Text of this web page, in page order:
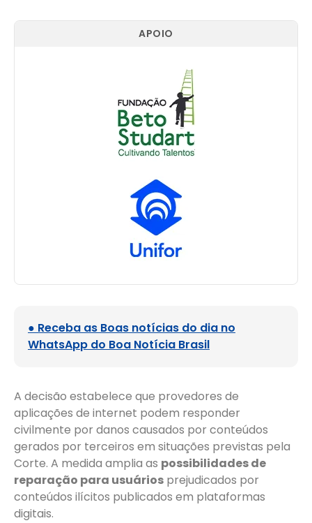
APOIO
● Receba as Boas notícias do dia no
WhatsApp do Boa Notícia Brasil
A decisão estabelece que provedores de
aplicações de internet podem responder
civilmente por danos causados por conteúdos
gerados por terceiros em situações previstas pela
Corte. A medida amplia as possibilidades de
reparação para usuários prejudicados por
conteúdos ilícitos publicados em plataformas
digitais.